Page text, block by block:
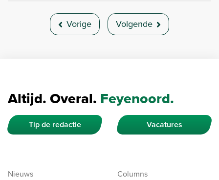
Vorige Volgende
Altijd. Overal. Feyenoord.
Tip de redactie Vacatures
Nieuws
Columns